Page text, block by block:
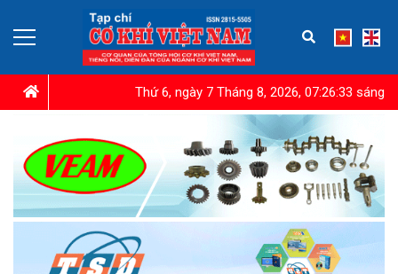
Thứ 6, ngày 7 Tháng 8, 2026, 07:26:34 sáng